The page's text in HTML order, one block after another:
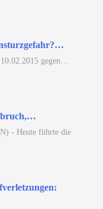
gegen…
- Heute führte die